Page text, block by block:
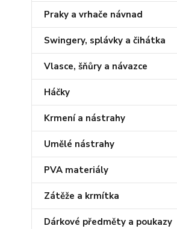
Praky a vrhače návnad
Swingery, splávky a čihátka
Vlasce, šňůry a návazce
Háčky
Krmení a nástrahy
Umělé nástrahy
PVA materiály
Zátěže a krmítka
Dárkové předměty a poukazy